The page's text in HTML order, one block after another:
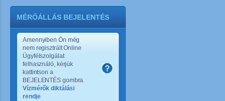
MÉRŐÁLLÁS BEJELENTÉS
Amennyiben Ön még
nem regisztrált Online
Ügyfélszolgálat
felhasználó, kérjük
kattintson a
BEJELENTÉS gombra.
Vízmérők diktálási
rendje